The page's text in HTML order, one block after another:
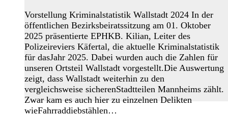
Vorstellung Kriminalstatistik Wallstadt 2024 In der
öffentlichen Bezirksbeiratssitzung am 01. Oktober
2025 präsentierte EPHKB. Kilian, Leiter des
Polizeireviers Käfertal, die aktuelle Kriminalstatistik
für dasJahr 2025. Dabei wurden auch die Zahlen für
unseren Ortsteil Wallstadt vorgestellt.Die Auswertung
zeigt, dass Wallstadt weiterhin zu den
vergleichsweise sicherenStadtteilen Mannheims zählt.
Zwar kam es auch hier zu einzelnen Delikten
wieFahrraddiebstählen…